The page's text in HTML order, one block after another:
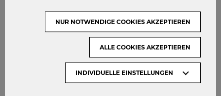
Alumnituesday WU Alumni Club
INDIVIDUELLE EINSTELLUNGEN
NUR NOTWENDIGE COOKIES AKZEPTIEREN
ALLE COOKIES AKZEPTIEREN